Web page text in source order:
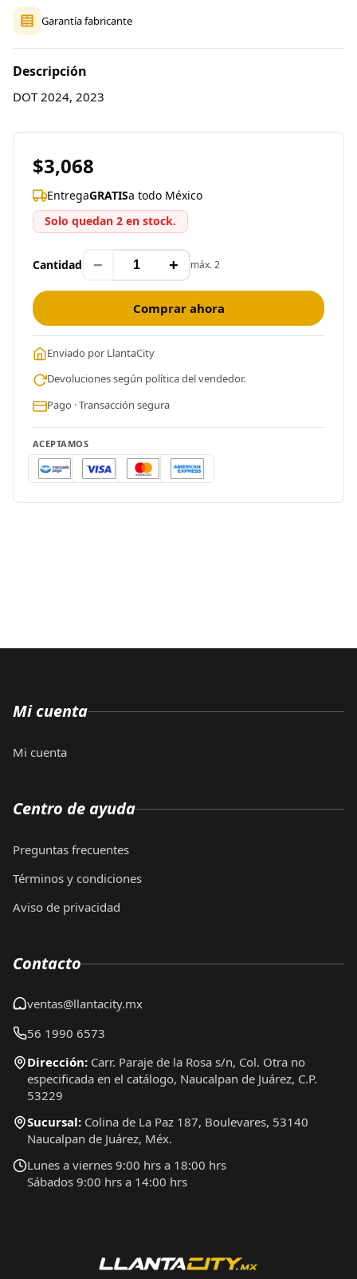
Garantía fabricante
Descripción
DOT 2024, 2023
$3,068
EntregaGRATISa todo México
Solo quedan 2 en stock.
Cantidad − + máx. 2
Comprar ahora
Enviado por LlantaCity
Devoluciones según política del vendedor.
Pago · Transacción segura
ACEPTAMOS
Mi cuenta
Mi cuenta
Centro de ayuda
Preguntas frecuentes
Términos y condiciones
Aviso de privacidad
Contacto
ventas@llantacity.mx
56 1990 6573
Dirección: Carr. Paraje de la Rosa s/n, Col. Otra no
especificada en el catálogo, Naucalpan de Juárez, C.P.
53229
Sucursal: Colina de La Paz 187, Boulevares, 53140
Naucalpan de Juárez, Méx.
Lunes a viernes 9:00 hrs a 18:00 hrs
Sábados 9:00 hrs a 14:00 hrs